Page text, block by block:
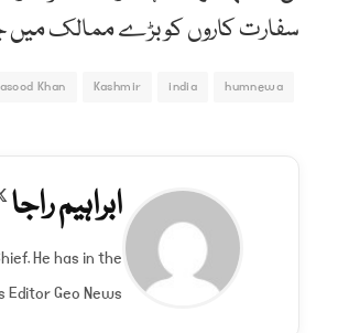
سفارت کاروں کو بڑے ممالک میں
humnewa
india
Kashmir
Khan
ابراہیم راجا
He has in the
Geo News.